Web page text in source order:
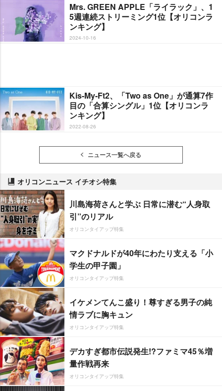
Mrs. GREEN APPLE「ライラック」、1
5週連続ストリーミング1位【オリコンラ
ンキング】
2024-10-16
Kis-My-Ft2、「Two as One」が通算7作
目の「合算シングル」1位【オリコンラ
ンキング】
2022-08-26
ニュース一覧へ戻る
オリコンニュース イチオシ特集
川島海荷さんと学ぶ 日常に潜む“人身取
引”のリアル
オリコンタイアップ特集
マクドナルドが40年にわたり支える「小
学生の甲子園」
オリコンタイアップ特集
イケメンてんこ盛り！尊すぎる男子の純
情ラブに胸キュン
オリコンタイアップ特集
デカすぎ都市伝説発生!?ファミマ45％増
量作戦再来
オリコンタイアップ特集